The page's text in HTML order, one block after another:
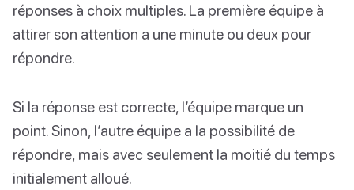
réponses à choix multiples. La première équipe à
attirer son attention a une minute ou deux pour
répondre.
Si la réponse est correcte, l’équipe marque un
point. Sinon, l’autre équipe a la possibilité de
répondre, mais avec seulement la moitié du temps
initialement alloué.